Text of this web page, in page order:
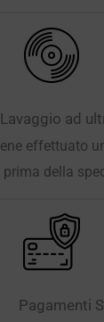
Lavaggio ad
effettuato
prima della
Pagamenti